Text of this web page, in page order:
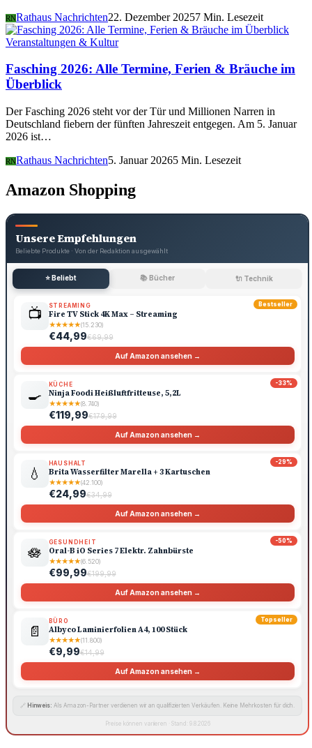
RNRathaus Nachrichten22. Dezember 20257 Min. Lesezeit
Veranstaltungen & Kultur
Fasching 2026: Alle Termine, Ferien & Bräuche im
Überblick
Der Fasching 2026 steht vor der Tür und Millionen Narren in
Deutschland fiebern der fünften Jahreszeit entgegen. Am 5. Januar
2026 ist…
RNRathaus Nachrichten5. Januar 20265 Min. Lesezeit
Amazon Shopping
Unsere Empfehlungen
Beliebte Produkte · Von der Redaktion ausgewählt
⭐ Beliebt 📚 Bücher 🔌 Technik
Bestseller
📺 STREAMING
Fire TV Stick 4K Max – Streaming
★★★★★(15.230)
€44,99€69,99
Auf Amazon ansehen →
-33%
🍳
KÜCHE
Ninja Foodi Heißluftfritteuse, 5,2L
★★★★★(8.740)
€119,99€179,99
Auf Amazon ansehen →
-29%
💧
HAUSHALT
Brita Wasserfilter Marella + 3 Kartuschen
★★★★★(42.100)
€24,99€34,99
Auf Amazon ansehen →
-50%
🪷
GESUNDHEIT
Oral-B iO Series 7 Elektr. Zahnbürste
★★★★★(6.520)
€99,99€199,99
Auf Amazon ansehen →
Topseller
📄
BÜRO
Albyco Laminierfolien A4, 100 Stück
★★★★★(11.800)
€9,99€14,99
Auf Amazon ansehen →
🔗 Hinweis: Als Amazon-Partner verdienen wir an qualifizierten Verkäufen. Keine Mehrkosten für dich.
Preise können variieren · Stand: 9.8.2026